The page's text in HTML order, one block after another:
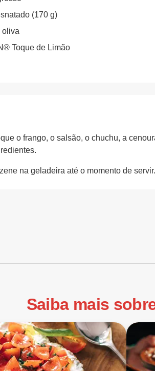
(170 g)
oliva
Toque de Limão
o frango, o salsão, o chuchu, a
na geladeira até o momento de servir.
Saiba mais